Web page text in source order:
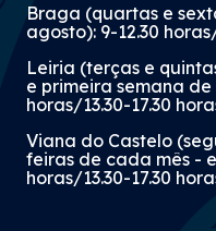
Braga (quartas e
agosto): 9-12.30
Leiria (terças e
e primeira semana de
horas/13.30-17.30
Viana do Castelo
feiras de cada mês -
horas/13.30-17.30